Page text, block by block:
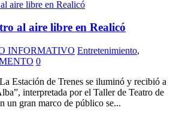
al aire libre en Realicó
INFORMATIVO Entretenimiento,
0
Estación de Trenes se iluminó y recibió a
interpretada por el Taller de Teatro de
un gran marco de público se...